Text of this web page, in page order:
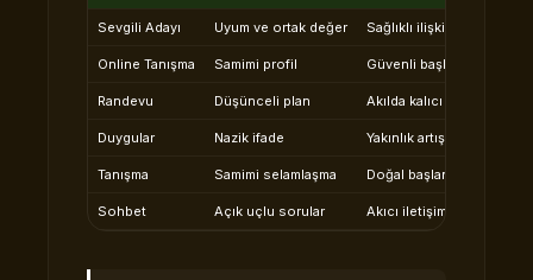
Sevgili Adayı Uyum ve ortak değer Sağlıklı ilişki
Online Tanışma Samimi profil Güvenli başlangıç
Randevu Düşünceli plan Akılda kalıcı an
Duygular Nazik ifade Yakınlık artışı
Tanışma Samimi selamlaşma Doğal başlangıç
Sohbet Açık uçlu sorular Akıcı iletişim